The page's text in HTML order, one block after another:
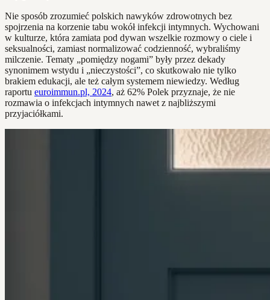
Nie sposób zrozumieć polskich nawyków zdrowotnych bez
spojrzenia na korzenie tabu wokół infekcji intymnych. Wychowani
w kulturze, która zamiata pod dywan wszelkie rozmowy o ciele i
seksualności, zamiast normalizować codzienność, wybraliśmy
milczenie. Tematy „pomiędzy nogami” były przez dekady
synonimem wstydu i „nieczystości”, co skutkowało nie tylko
brakiem edukacji, ale też całym systemem niewiedzy. Według
raportu euroimmun.pl, 2024, aż 62% Polek przyznaje, że nie
rozmawia o infekcjach intymnych nawet z najbliższymi
przyjaciółkami.